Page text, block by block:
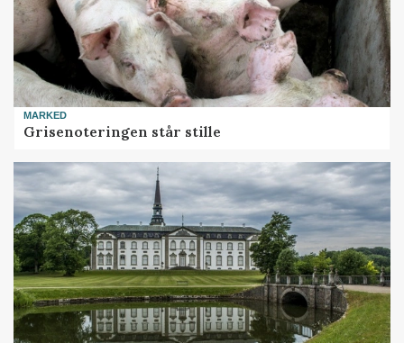
MARKED
Grisenoteringen står stille